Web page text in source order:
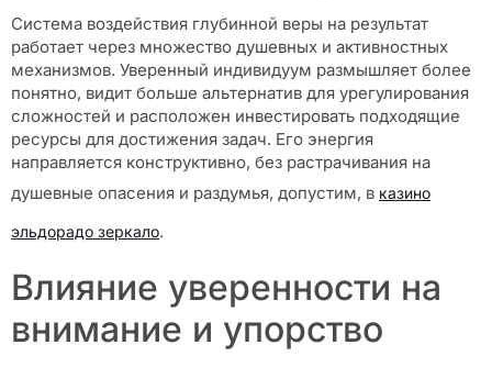
Система воздействия глубинной веры на результат
работает через множество душевных и активностных
механизмов. Уверенный индивидуум размышляет более
понятно, видит больше альтернатив для урегулирования
сложностей и расположен инвестировать подходящие
ресурсы для достижения задач. Его энергия
направляется конструктивно, без растрачивания на
душевные опасения и раздумья, допустим, в казино
эльдорадо зеркало.
Влияние уверенности на
внимание и упорство